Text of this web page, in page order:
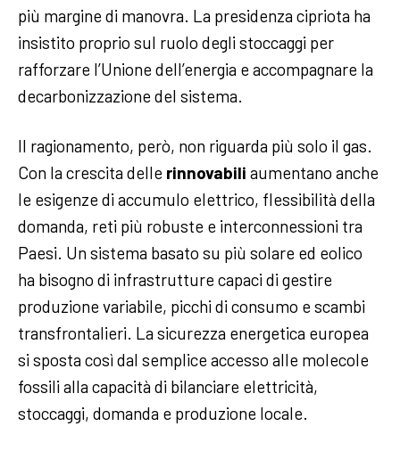
più margine di manovra. La presidenza cipriota ha
insistito proprio sul ruolo degli stoccaggi per
rafforzare l’Unione dell’energia e accompagnare la
decarbonizzazione del sistema.
Il ragionamento, però, non riguarda più solo il gas.
Con la crescita delle rinnovabili aumentano anche
le esigenze di accumulo elettrico, flessibilità della
domanda, reti più robuste e interconnessioni tra
Paesi. Un sistema basato su più solare ed eolico
ha bisogno di infrastrutture capaci di gestire
produzione variabile, picchi di consumo e scambi
transfrontalieri. La sicurezza energetica europea
si sposta così dal semplice accesso alle molecole
fossili alla capacità di bilanciare elettricità,
stoccaggi, domanda e produzione locale.